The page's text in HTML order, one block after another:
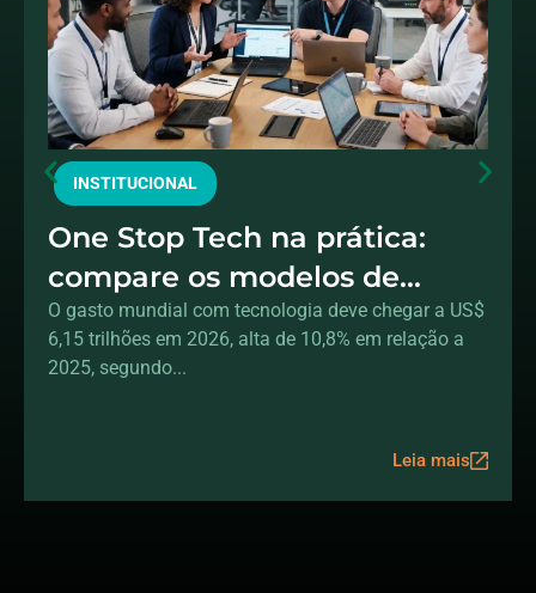
INSTITUCIONAL
One Stop Tech na prática:
compare os modelos de
fornecedores de TI e saiba
quando escolher cada um
O gasto mundial com tecnologia deve chegar a US$
6,15 trilhões em 2026, alta de 10,8% em relação a
2025, segundo...
Leia mais